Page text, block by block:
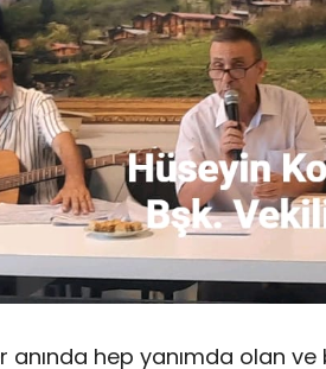
anında hep yanımda olan